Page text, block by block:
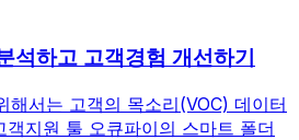
석하고 고객경험 개선하기
해서는 고객의 목소리(VOC) 데이터
지원 툴 오큐파이의 스마트 폴더